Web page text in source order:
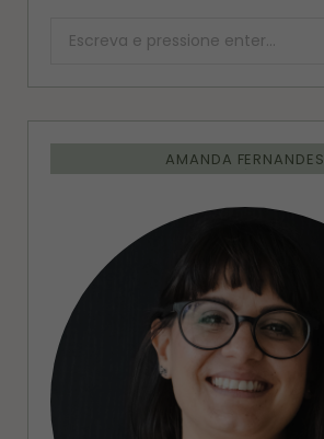
Procurar:
AMANDA FERNANDES